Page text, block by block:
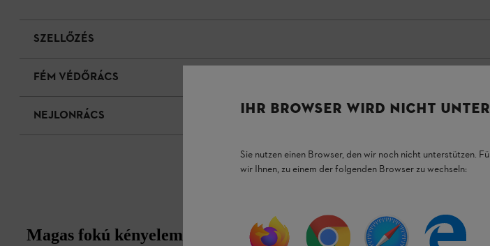
SZELLŐZÉS
FÉM VÉDŐRÁCS
NEJLONRÁCS
Magas fokú kényelem, és kiváló hallásvédelem
IHR BROWSER WIRD NICHT
Sie nutzen einen Browser, den wir noch nicht unterstützen.
wir Ihnen, zu einem der folgenden Browser zu wechseln: